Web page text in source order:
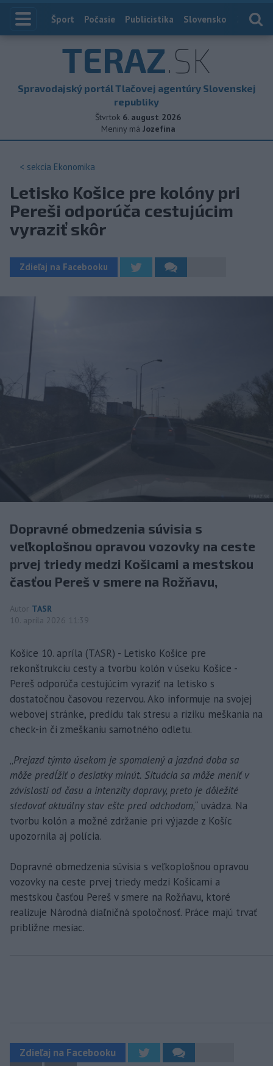
Index
Šport Počasie Publicistika Slovensko
TERAZ.SK
Spravodajský portál Tlačovej agentúry Slovenskej
republiky
Štvrtok 6. august 2026
Meniny má Jozefína
< sekcia Ekonomika
Letisko Košice pre kolóny pri
Pereši odporúča cestujúcim
vyraziť skôr
Zdieľaj na Facebooku
Dopravné obmedzenia súvisia s
veľkoplošnou opravou vozovky na ceste
prvej triedy medzi Košicami a mestskou
časťou Pereš v smere na Rožňavu,
Autor TASR
10. apríla 2026 11:39
Košice 10. apríla (TASR) - Letisko Košice pre
rekonštrukciu cesty a tvorbu kolón v úseku Košice -
Pereš odporúča cestujúcim vyraziť na letisko s
dostatočnou časovou rezervou. Ako informuje na svojej
webovej stránke, predídu tak stresu a riziku meškania na
check-in či zmeškaniu samotného odletu.
„Prejazd týmto úsekom je spomalený a jazdná doba sa
môže predĺžiť o desiatky minút. Situácia sa môže meniť v
závislosti od času a intenzity dopravy, preto je dôležité
sledovať aktuálny stav ešte pred odchodom,“ uvádza. Na
tvorbu kolón a možné zdržanie pri výjazde z Košíc
upozornila aj polícia.
Dopravné obmedzenia súvisia s veľkoplošnou opravou
vozovky na ceste prvej triedy medzi Košicami a
mestskou časťou Pereš v smere na Rožňavu, ktoré
realizuje Národná diaľničná spoločnosť. Práce majú trvať
približne mesiac.
Zdieľaj na Facebooku